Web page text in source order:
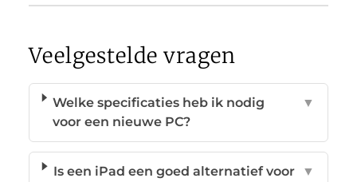
Veelgestelde vragen
Welke specificaties heb ik nodig
voor een nieuwe PC?
▼
Is een iPad een goed alternatief voor ▼